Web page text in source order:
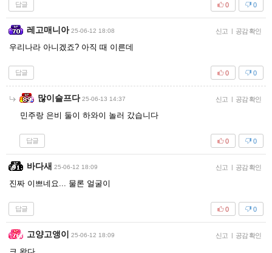
답글 0
0
레고매니아 25-06-12 18:08 신고 공감 확인
우리나라 아니겠죠? 아직 때 이른데
답글 0
0
많이슬프다 25-06-13 14:37 신고 공감 확인
민주랑 은비 둘이 하와이 놀러 갔습니다
답글 0
0
바다새 25-06-12 18:09 신고 공감 확인
진짜 이쁘네요... 물론 얼굴이
답글 0
0
고양고앵이 25-06-12 18:09 신고 공감 확인